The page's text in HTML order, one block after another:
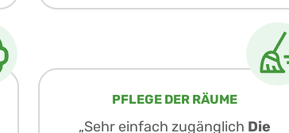
PFLEGE DER RÄUME
„Sehr einfach zugänglich Die